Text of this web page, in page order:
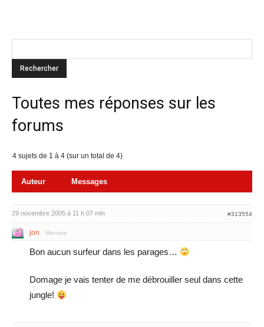
Toutes mes réponses sur les
forums
4 sujets de 1 à 4 (sur un total de 4)
Auteur Messages
29 novembre 2005 à 11 h 07 min #313554
jon Membre
Bon aucun surfeur dans les parages…
Domage je vais tenter de me débrouiller seul dans cette
jungle!